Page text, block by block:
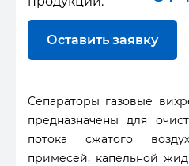
Оставить заявку
Сепараторы газовые
предназначены для
потока сжатого
примесей, капельной